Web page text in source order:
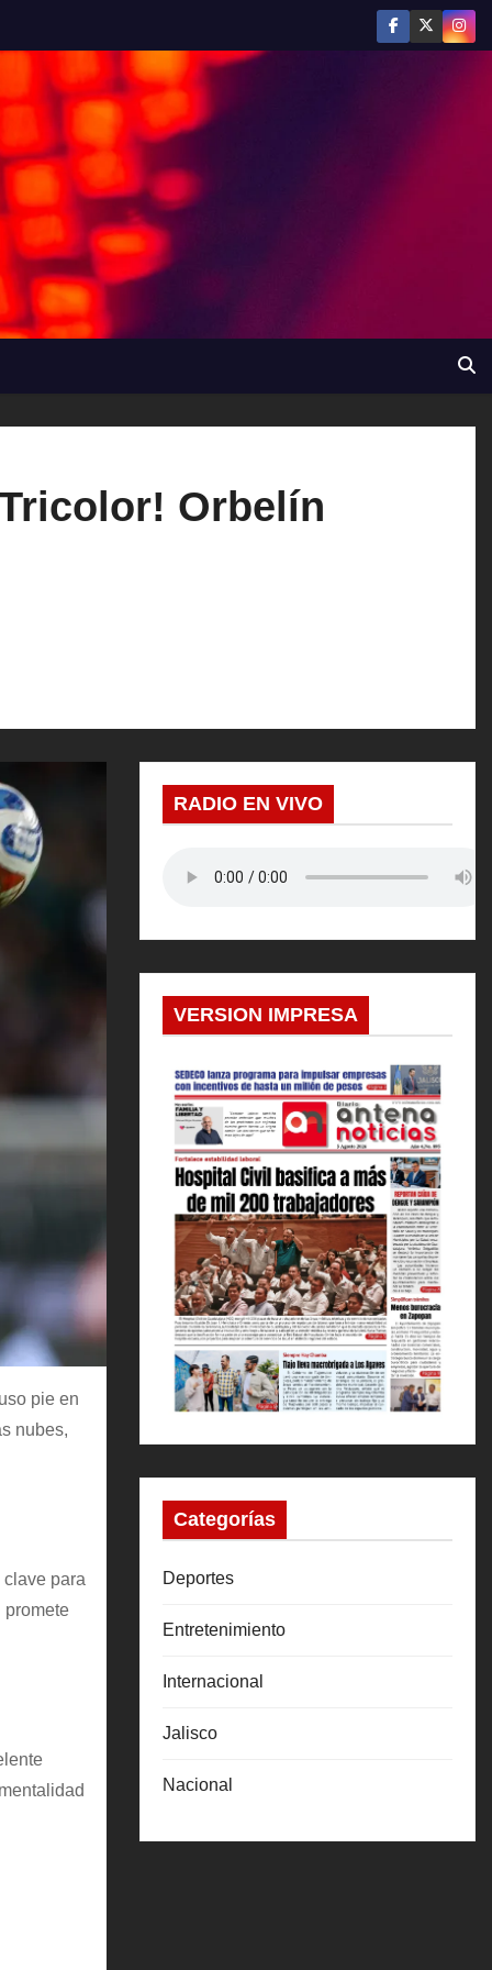
Orbelín
pie en
nubes,
para
promete
RADIO EN VIVO
VERSION IMPRESA
Categorías
Deportes
Entretenimiento
Internacional
Jalisco
Nacional